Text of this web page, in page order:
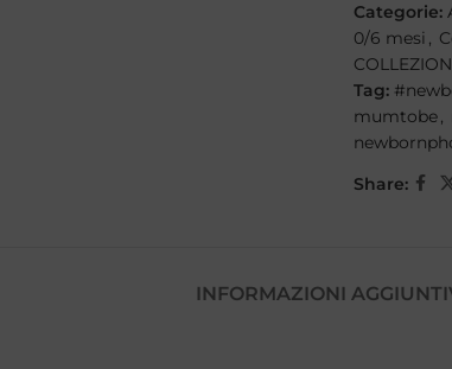
Categorie:
0/6 mesi ,
Tag:
mumtobe,
Share:
INFORMAZIONI